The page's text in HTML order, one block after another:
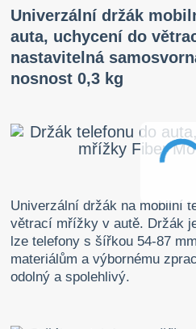
Univerzální držák
auta, uchycení do
nastavitelná
nosnost 0,3 kg
Univerzální držák na mobilní
větrací mřížky v autě. Držák
lze telefony s šířkou 54-87
materiálům a výbornému
odolný a spolehlivý.